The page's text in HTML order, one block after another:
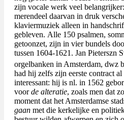
zijn vocale werk veel
merendeel daarvan in druk
klaviermuziek alleen in
gebleven. Alle 150 psalmen,
getoonzet, zijn in vier bundels
tussen 1604-1621. Jan Pieterszn
orgelbanken in Amsterdam, dwz
had hij zelfs zijn eerste contract
interessant: hij is nl. in 1562
voorde alteratie, zoals men dat
moment dat het Amsterdamse
gaan met die kerkelijke en